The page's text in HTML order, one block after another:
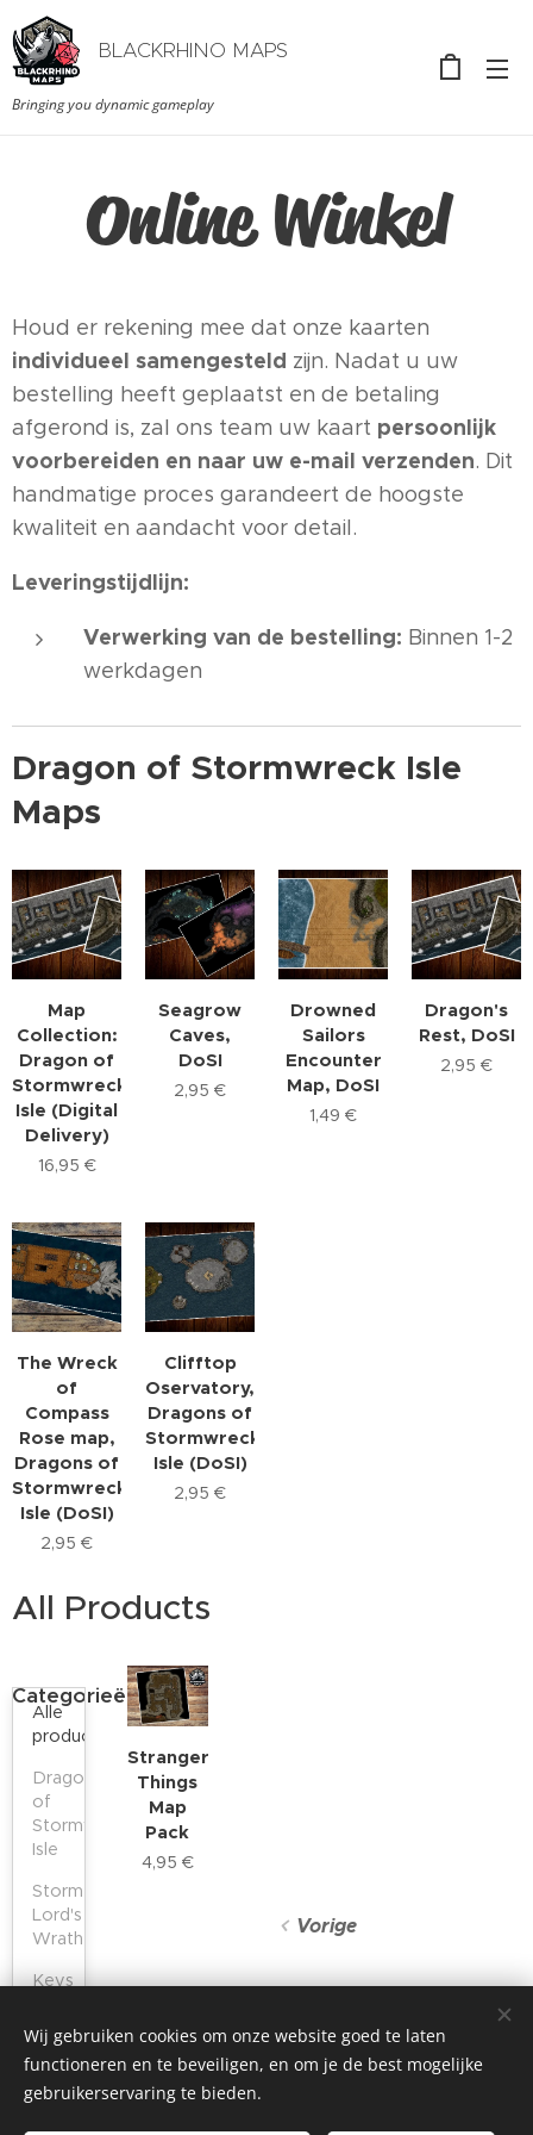
BLACKRHINO MAPS
Bringing you dynamic gameplay
Online Winkel
Houd er rekening mee dat onze kaarten
individueel samengesteld zijn. Nadat u uw
bestelling heeft geplaatst en de betaling
afgerond is, zal ons team uw kaart persoonlijk
voorbereiden en naar uw e-mail verzenden. Dit
handmatige proces garandeert de hoogste
kwaliteit en aandacht voor detail.
Leveringstijdlijn:
Verwerking van de bestelling: Binnen 1-2
werkdagen
Dragon of Stormwreck Isle
Maps
Map
Collection:
Dragon of
Stormwreck
Isle (Digital
Delivery)
16,95 €
Seagrow
Caves,
DoSI
2,95 €
Drowned
Sailors
Encounter
Map, DoSI
1,49 €
Dragon's
Rest, DoSI
2,95 €
The Wreck
of
Compass
Rose map,
Dragons of
Stormwreck
Isle (DoSI)
2,95 €
Clifftop
Oservatory,
Dragons of
Stormwreck
Isle (DoSI)
2,95 €
All Products
Categorieën
Alle
producten
Dragon
of
Stormwreck
Isle
Storm
Lord's
Wrath
Keys
the
Golden
Vault
Stranger
Things
Map
Pack
4,95 €
Vorige
©2024 BLACKRHINO MAPS
Join onze Discord Server!
Cookies
Talen
Wij gebruiken cookies om onze website goed te laten
functioneren en te beveiligen, en om je de best mogelijke
gebruikerservaring te bieden.